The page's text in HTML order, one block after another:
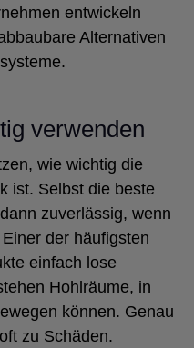
entwickeln
Alternativen
verwenden
wie wichtig die
ist. Selbst die beste
zuverlässig, wenn
der häufigsten
einfach lose
Hohlräume, in
können. Genau
zu Schäden.